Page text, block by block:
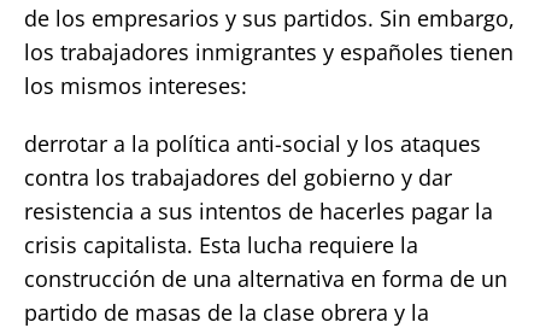
de los empresarios y sus partidos. Sin embargo,
los trabajadores inmigrantes y españoles tienen
los mismos intereses:
derrotar a la política anti-social y los ataques
contra los trabajadores del gobierno y dar
resistencia a sus intentos de hacerles pagar la
crisis capitalista. Esta lucha requiere la
construcción de una alternativa en forma de un
partido de masas de la clase obrera y la